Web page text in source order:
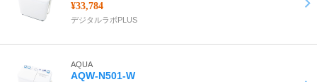
¥33,784
デジタルラボPLUS
AQUA
AQW-N501-W